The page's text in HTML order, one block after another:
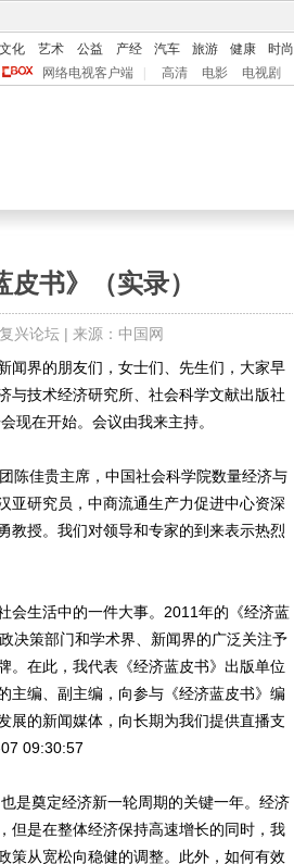
文化 艺术 公益 产经 汽车 旅游 健康 时尚
网络电视客户端 高清 电影 电视剧
书》（实录）
兴论坛| 来源：中国网
界的朋友们，女士们、先生们，大家早
与技术经济研究所、社会科学文献出版社
现在开始。会议由我来主持。
陈佳贵主席，中国社会科学院数量经济与
亚研究员，中商流通生产力促进中心资深
教授。我们对领导和专家的到来表示热烈
生活中的一件大事。2011年的《经济蓝
决策部门和学术界、新闻界的广泛关注予
。在此，我代表《经济蓝皮书》出版单位
编、副主编，向参与《经济蓝皮书》编
展的新闻媒体，向长期为我们提供直播支
09:30:57
是奠定经济新一轮周期的关键一年。经济
但是在整体经济保持高速增长的同时，我
策从宽松向稳健的调整。此外，如何有效